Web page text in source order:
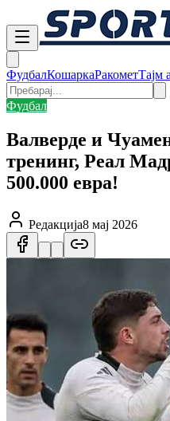
ФудбалКошаркаРакометТајм
Фудбал
Валверде и
тренинг, Реал
500.000 евра!
Редакција8 мај 2026